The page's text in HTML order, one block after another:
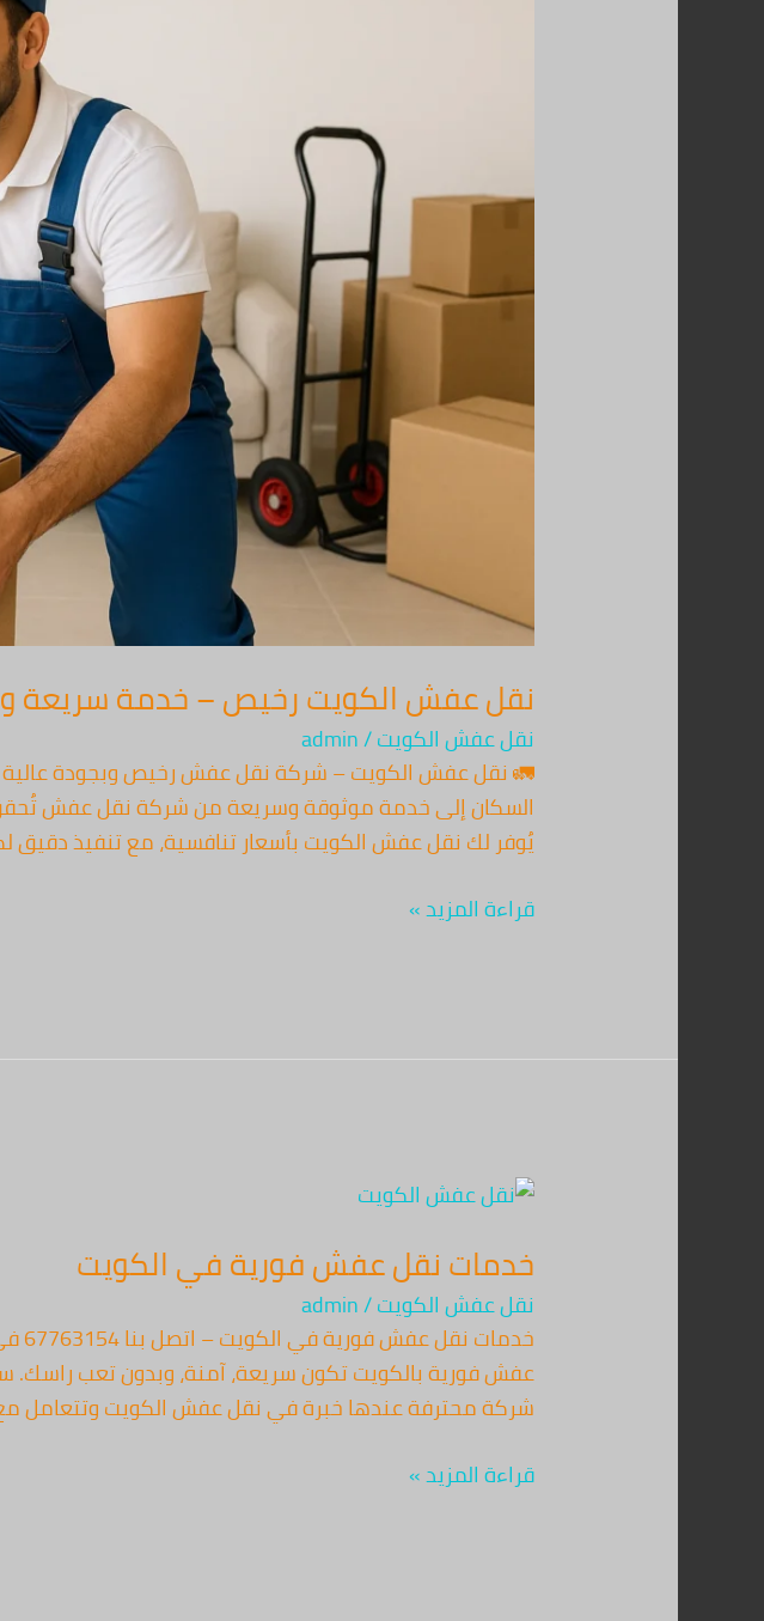
نقل عفش الكويت رخيص – خدمة سريعة وبأسعار
نقل عفش الكويت/
admin
السكان إلى خدمة موثوقة وسريعة من شركة نقل عفش تُحقق
يُوفر لك نقل عفش الكويت بأسعار تنافسية، مع تنفيذ دقيق
اتصل
67763154
قراءة المزيد »
خدمات نقل عفش فورية في الكويت
نقل عفش الكويت/
admin
عفش فورية بالكويت تكون سريعة، آمنة، وبدون تعب راسك.
شركة محترفة عندها خبرة في نقل عفش الكويت وتتعامل
خدمات
عفش
فورية
في
الكويت
قراءة المزيد »